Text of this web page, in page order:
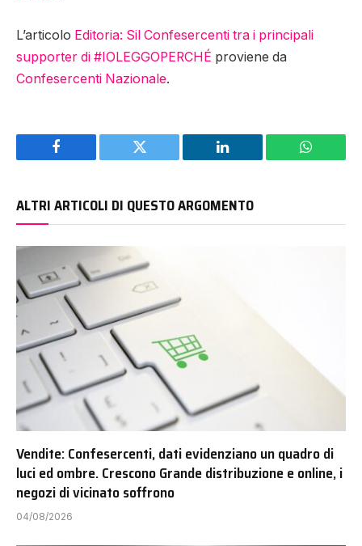
L’articolo Editoria: Sil Confesercenti tra i principali
supporter di #IOLEGGOPERCHÉ proviene da
Confesercenti Nazionale.
Facebook Twitter LinkedIn
ALTRI ARTICOLI DI QUESTO ARGOMENTO
Vendite: Confesercenti, dati evidenziano un quadro di
luci ed ombre. Crescono Grande distribuzione e online, i
negozi di vicinato soffrono
04/08/2026